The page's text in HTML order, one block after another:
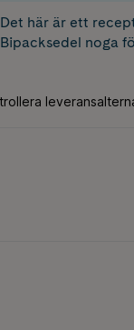
Det här är ett
Bipacksedel noga